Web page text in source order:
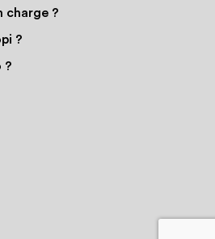
charge ?
?
?